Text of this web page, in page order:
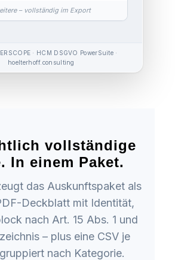
– vollständig im Export
· HCM DSGVO PowerSuite ·
hoelterhoff.consulting
vollständige
In einem Paket.
das Auskunftspaket als
Deckblatt mit Identität,
nach Art. 15 Abs. 1 und
– plus eine CSV je
nach Kategorie.